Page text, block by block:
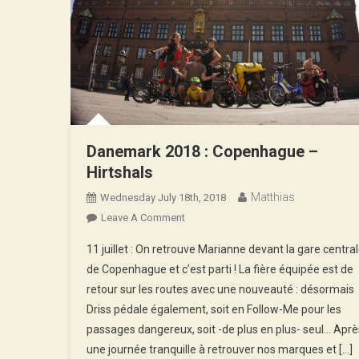
Danemark 2018 : Copenhague –
Hirtshals
Wednesday July 18th, 2018 Matthias
Leave A CommentOn
2018
:
Copenhague
–
Hirtshals
11 juillet : On retrouve Marianne devant la gare
de Copenhague et c’est parti ! La fière équipée est de
retour sur les routes avec une nouveauté : désormais
Driss pédale également, soit en Follow-Me pour les
passages dangereux, soit -de plus en plus- seul…
une journée tranquille à retrouver nos marques et […]